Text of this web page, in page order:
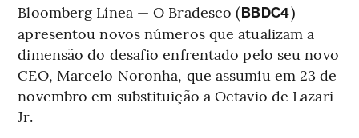
Bloomberg Línea — O Bradesco (BBDC4)
apresentou novos números que atualizam a
dimensão do desafio enfrentado pelo seu novo
CEO, Marcelo Noronha, que assumiu em 23 de
novembro em substituição a Octavio de Lazari
Jr.